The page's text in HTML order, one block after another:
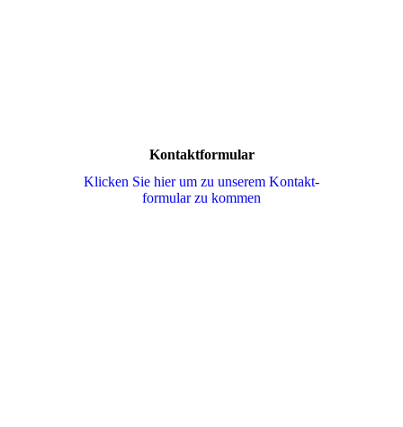
Kontaktformular
Klicken Sie hier um zu unserem Kon­takt­
for­mu­lar zu kommen